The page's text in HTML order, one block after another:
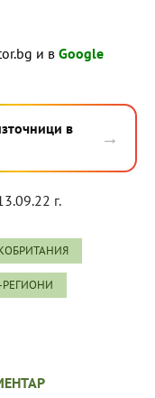
и в Google
в
→
г.
РЕГИОНИ